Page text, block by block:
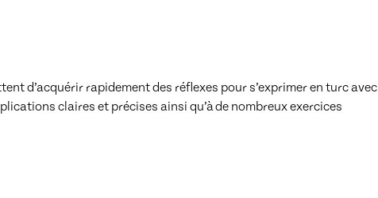
d’acquérir rapidement des réflexes pour s’exprimer en turc avec
claires et précises ainsi qu’à de nombreux exercices